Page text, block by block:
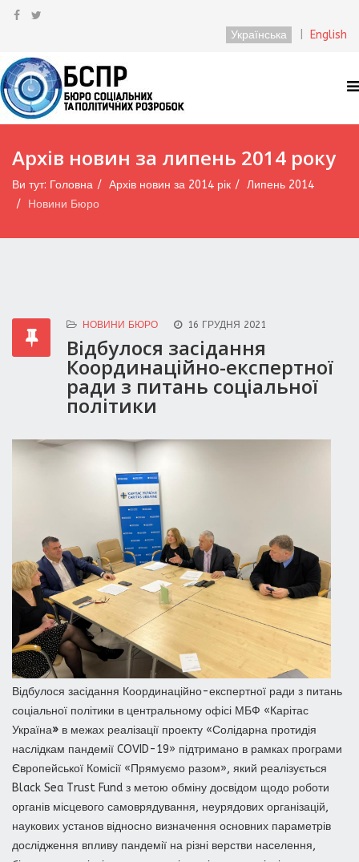
Українська English
Архів новин за липень 2014 року
Ви тут: Головна Архів новин за 2014 рік
Липень 2014
Новини Бюро
НОВИНИ БЮРО 16 ГРУДНЯ 2021
Відбулося засідання
Координаційно-експертної
ради з питань соціальної
політики
Відбулося засідання Координаційно-експертної ради з питань
соціальної політики в центральному офісі МБФ «Карітас
Україна» в межах реалізації проекту «Солідарна протидія
наслідкам пандемії COVID-19» підтримано в рамках програми
Європейської Комісії «Прямуємо разом», який реалізується
Black Sea Trust Fund з метою обміну досвідом щодо роботи
органів місцевого самоврядування, неурядових організацій,
наукових установ відносно визначення основних параметрів
дослідження впливу пандемії на різні верстви населення,